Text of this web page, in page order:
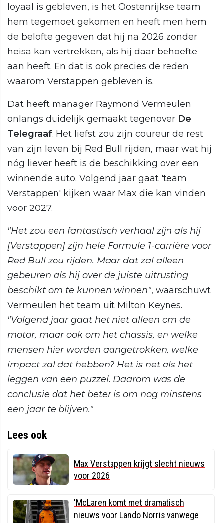
loyaal is gebleven, is het Oostenrijkse team
hem tegemoet gekomen en heeft men hem
de belofte gegeven dat hij na 2026 zonder
heisa kan vertrekken, als hij daar behoefte
aan heeft. En dat is ook precies de reden
waarom Verstappen gebleven is.
Dat heeft manager Raymond Vermeulen
onlangs duidelijk gemaakt tegenover De
Telegraaf. Het liefst zou zijn coureur de rest
van zijn leven bij Red Bull rijden, maar wat hij
nóg liever heeft is de beschikking over een
winnende auto. Volgend jaar gaat 'team
Verstappen' kijken waar Max die kan vinden
voor 2027.
"Het zou een fantastisch verhaal zijn als hij
[Verstappen] zijn hele Formule 1-carrière voor
Red Bull zou rijden. Maar dat zal alleen
gebeuren als hij over de juiste uitrusting
beschikt om te kunnen winnen", waarschuwt
Vermeulen het team uit Milton Keynes.
"Volgend jaar gaat het niet alleen om de
motor, maar ook om het chassis, en welke
mensen hier worden aangetrokken, welke
impact zal dat hebben? Het is net als het
leggen van een puzzel. Daarom was de
conclusie dat het beter is om nog minstens
een jaar te blijven."
Lees ook
Max Verstappen krijgt slecht nieuws
voor 2026
'McLaren komt met dramatisch
nieuws voor Lando Norris vanwege